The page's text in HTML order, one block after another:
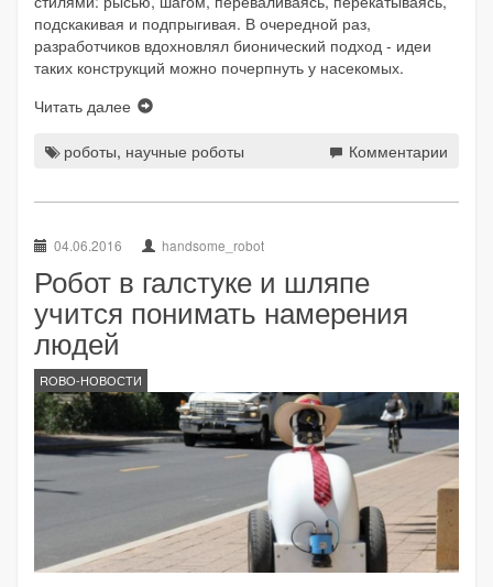
подскакивая и подпрыгивая. В очередной раз,
разработчиков вдохновлял бионический подход - идеи
таких конструкций можно почерпнуть у насекомых.
Читать далее
роботы, научные роботы Комментарии
04.06.2016 handsome_robot
Робот в галстуке и шляпе
учится понимать намерения
людей
ROBO-НОВОСТИ